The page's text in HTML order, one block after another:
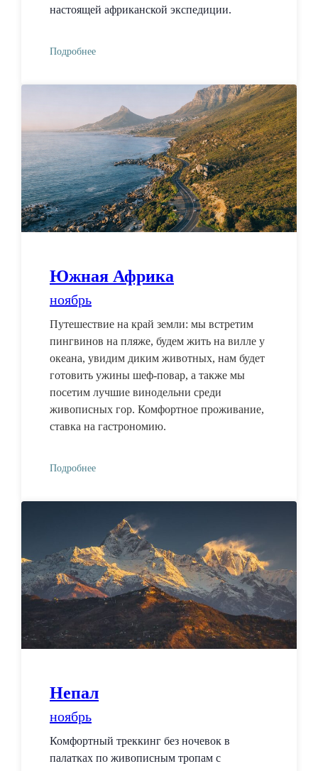
настоящей африканской экспедиции.
Подробнее
Южная Африка
ноябрь
Путешествие на край земли: мы встретим
пингвинов на пляже, будем жить на вилле у
океана, увидим диким животных, нам будет
готовить ужины шеф-повар, а также мы
посетим лучшие винодельни среди
живописных гор. Комфортное проживание,
ставка на гастрономию.
Подробнее
Непал
ноябрь
Комфортный треккинг без ночевок в
палатках по живописным тропам с